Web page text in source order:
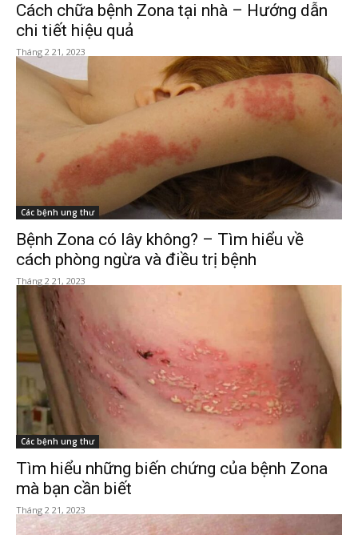
Cách chữa bệnh Zona tại nhà – Hướng dẫn
chi tiết hiệu quả
Tháng 2 21, 2023
Các bệnh ung thư
Bệnh Zona có lây không? – Tìm hiểu về
cách phòng ngừa và điều trị bệnh
Tháng 2 21, 2023
Các bệnh ung thư
Tìm hiểu những biến chứng của bệnh Zona
mà bạn cần biết
Tháng 2 21, 2023